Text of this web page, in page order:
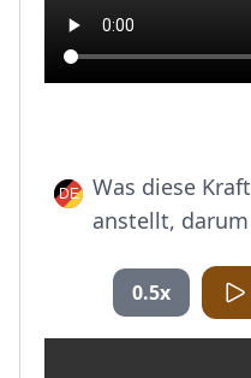
Was diese
anstellt,
0.5x